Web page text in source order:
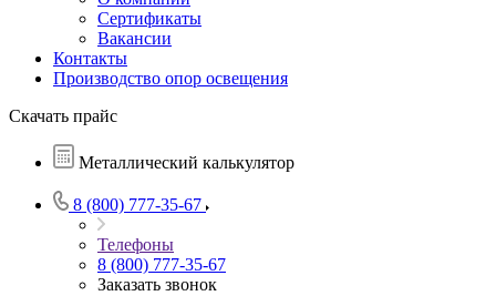
Сертификаты
Вакансии
Контакты
Производство опор освещения
Скачать прайс
Металлический калькулятор
8 (800) 777-35-67
Телефоны
8 (800) 777-35-67
Заказать звонок